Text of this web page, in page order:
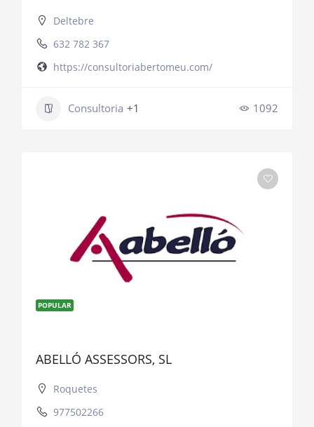
Deltebre
632 782 367
https://consultoriabertomeu.com/
Consultoria +1 1092
POPULAR
ABELLÓ ASSESSORS, SL
Roquetes
977502266